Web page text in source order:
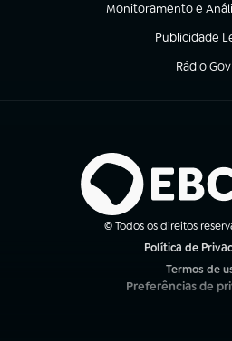
Monitoramento e
(abre em nova aba)
Publicidade
(abre em nova
Rádio Gov
(abre em
© Todos os direitos
Política de
Termos de
(abre em
Preferências de